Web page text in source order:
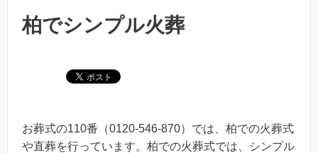
柏でシンプル火葬
お葬式の110番（0120-546-870）では、柏での火葬式
や直葬を行っています。柏での火葬式では、シンプル